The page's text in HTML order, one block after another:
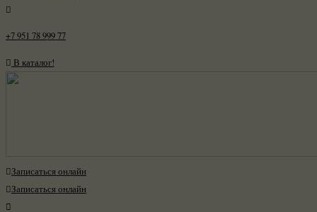
+7 951 78 999 77
В каталог!
Записаться онлайн
Записаться онлайн